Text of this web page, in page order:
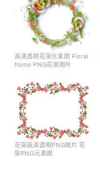
高清透明花架元素图 Floral
frame PNG花架图片
花架高清透明PNG图片 花
架PNG元素图